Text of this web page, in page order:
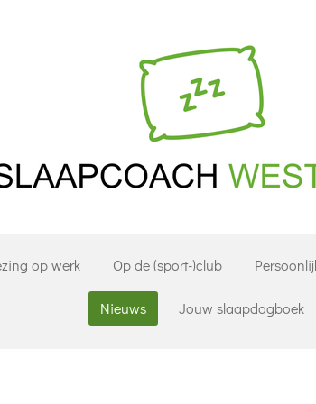
op werk Op de (sport-)club
Nieuws Jouw slaapdagboek